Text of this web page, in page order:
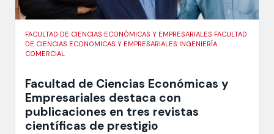
FACULTAD DE CIENCIAS ECONÓMICAS Y EMPRESARIALES FACULTAD
DE CIENCIAS ECONOMICAS Y EMPRESARIALES INGENIERÍA
COMERCIAL
Facultad de Ciencias Económicas y
Empresariales destaca con
publicaciones en tres revistas
científicas de prestigio